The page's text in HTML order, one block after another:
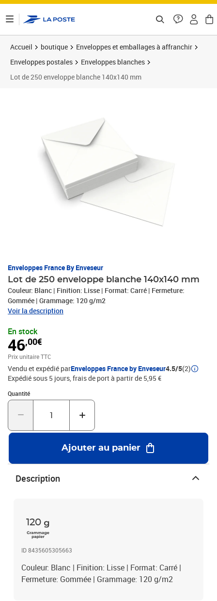
Accueil boutique
Enveloppes et emballages à affranchir
Enveloppes postales
Enveloppes blanches
Lot de 250 enveloppe blanche 140x140 mm
Enveloppes France By Enveseur
Lot de 250 enveloppe blanche 140x140 mm
Couleur: Blanc | Finition: Lisse | Format: Carré | Fermeture:
Gommée | Grammage: 120 g/m2
Voir la description
En stock
46,00€
Prix unitaire TTC
Vendu et expédié parEnveloppes France by Enveseur4.5/5(2)
Expédié sous 5 jours, frais de port à partir de 5,95 €
Quantité
Quantité : 1
Ajouter au panier
Description
120
ID 8435605305663
Couleur: Blanc | Finition: Lisse | Format: Carré |
Fermeture: Gommée | Grammage: 120 g/m2